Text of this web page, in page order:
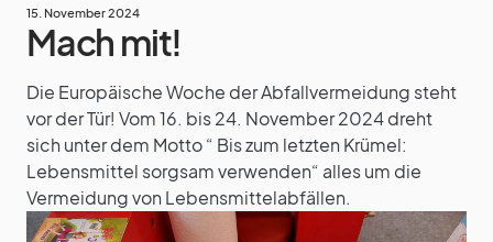
15. November 2024
Mach mit!
Die Europäische Woche der Abfallvermeidung steht
vor der Tür! Vom 16. bis 24. November 2024 dreht
sich unter dem Motto “ Bis zum letzten Krümel:
Lebensmittel sorgsam verwenden“ alles um die
Vermeidung von Lebensmittelabfällen.